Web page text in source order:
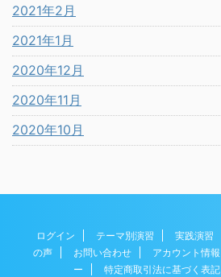
2021年2月
2021年1月
2020年12月
2020年11月
2020年10月
ログイン テーマ別演習 実践演習
の声
お問い合わせ アカウント情報
ー
特定商取引法に基づく表記